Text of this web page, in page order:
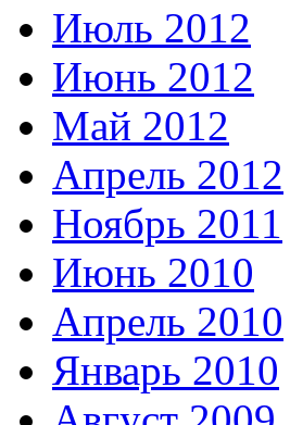
Июль 2012
Июнь 2012
Май 2012
Апрель 2012
Ноябрь 2011
Июнь 2010
Апрель 2010
Январь 2010